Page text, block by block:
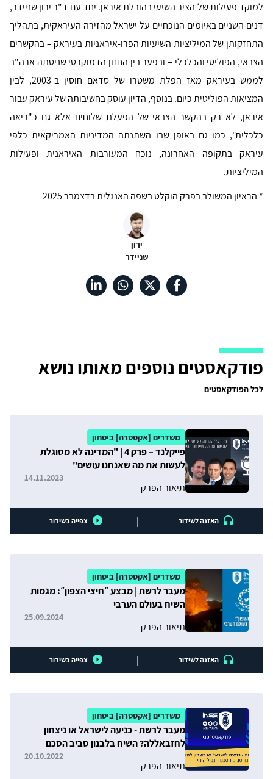
למוקד פעילות של הציר השיעי בהובלת איראן. יחד עם ד"ר ירון שניידר,
דנים השניים באיומים הנוכחיים על ישראל מהזירה העיראקית, בתהליך
התחזקותן של המיליציות השיעיות הפרו-איראניות בעיראק – בהקשרים
הצבאי, הפוליטי והכלכלי – ובפער בין החזון הדמוקרטי שניסתה ארה"ב
לממש בעיראק מאז הפלת משטרו של סדאם חוסין ב-2003, לבין
המציאות הפוליטית כיום. בנוסף, הדיון עוסק בחשיבותה של עיראק עבור
איראן, לא רק בהקשר הצבאי של הפעלת שלוחים אלא גם כ"ריאה
כלכלית", כמו גם באופן שבו השתנתה המדיניות האמריקאית כלפי
עיראק בתקופה האחרונה, נוכח המעורבות האיראנית ופעילות
המיליציות.
* הראיון המשולב בפרק הוקלט בשפה האנגלית בדצמבר 2025
ירון
שניידר
פודקאסטים נוספים מאותו נושא
לכל הפודקאסטים
משדרים [אקסטרה] ביטחון
פייקלנד – פרק 4 | "המדינה לא מסוגלת
לעשות את מה שאנחנו עושים"
תיאור הפרק
14.11.2023
האזנה לשידור | צפייה בשידור
משדרים [אקסטרה] ביטחון
מעבר לרשת | מבצע ״חיצי הצפון״: מגמות
השיח בעולם הערבי
תיאור הפרק
25.09.2024
האזנה לשידור | צפייה בשידור
משדרים [אקסטרה] ביטחון
מעבר לרשת - כניעה לישראל או ניצחון
לחזבאללה? השיח בלבנון סביב הסכם
תיאור הפרק
20.10.2022